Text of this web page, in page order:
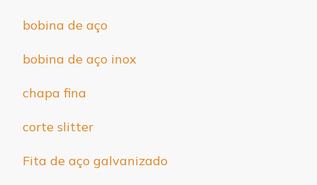
bobina de aço
bobina de aço inox
chapa fina
corte slitter
Fita de aço galvanizado